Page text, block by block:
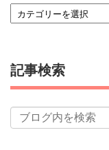
記事検索